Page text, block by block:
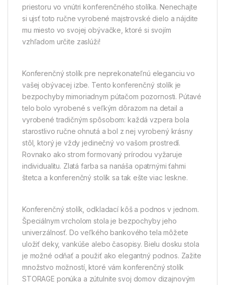
priestoru vo vnútri konferenčného stolíka. Nenechajte
si ujsť toto ručne vyrobené majstrovské dielo a nájdite
mu miesto vo svojej obývačke, ktoré si svojím
vzhľadom určite zaslúži!
Konferenčný stolík pre neprekonateľnú eleganciu vo
vašej obývacej izbe. Tento konferenčný stolík je
bezpochyby mimoriadnym pútačom pozornosti. Pútavé
telo bolo vyrobené s veľkým dôrazom na detail a
vyrobené tradičným spôsobom: každá vzpera bola
starostlivo ručne ohnutá a bol z nej vyrobený krásny
stôl, ktorý je vždy jedinečný vo vašom prostredí.
Rovnako ako strom formovaný prírodou vyžaruje
individualitu. Zlatá farba sa nanáša opatrnými ťahmi
štetca a konferenčný stolík sa tak ešte viac leskne.
Konferenčný stolík, odkladací kôš a podnos v jednom.
Špeciálnym vrcholom stola je bezpochyby jeho
univerzálnosť. Do veľkého bankového tela môžete
uložiť deky, vankúše alebo časopisy. Bielu dosku stola
je možné odňať a použiť ako elegantný podnos. Zažite
množstvo možností, ktoré vám konferenčný stolík
STORAGE ponúka a zútulnite svoj domov dizajnovým